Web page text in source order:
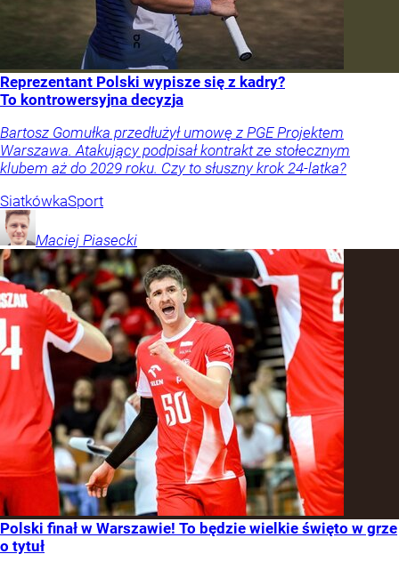
Reprezentant Polski wypisze się z kadry?
To kontrowersyjna decyzja
Bartosz Gomułka przedłużył umowę z PGE Projektem
Warszawa. Atakujący podpisał kontrakt ze stołecznym
klubem aż do 2029 roku. Czy to słuszny krok 24-latka?
SiatkówkaSport
Maciej Piasecki
Polski finał w Warszawie! To będzie wielkie święto w grze
o tytuł